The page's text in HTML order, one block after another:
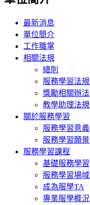
最新消息
單位簡介
工作職掌
相關法規
總則
服務學習法規
獎勵相關辦法
教學助理法規
關於服務學習
服務學習意義
服務學習願景
服務學習課程
基礎服務學習
服務學習場域
成為服學TA
專業服學概況